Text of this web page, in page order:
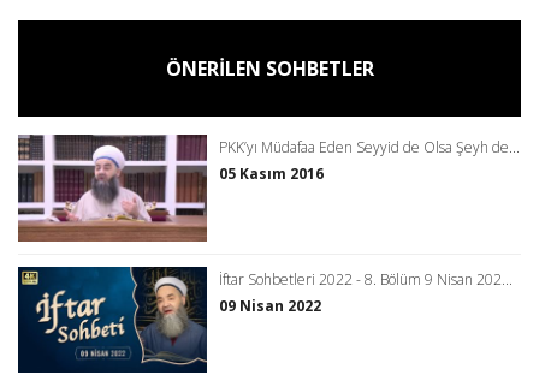
ÖNERİLEN SOHBETLER
PKK’yı Müdafaa Eden Seyyid de Olsa Şeyh de...
05 Kasım 2016
İftar Sohbetleri 2022 - 8. Bölüm 9 Nisan 202...
09 Nisan 2022